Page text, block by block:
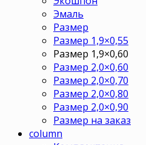
Эмаль
Размер
Размер 1,9×0,55
Размер 1,9×0,60
Размер 2,0×0,60
Размер 2,0×0,70
Размер 2,0×0,80
Размер 2,0×0,90
Размер на заказ
column